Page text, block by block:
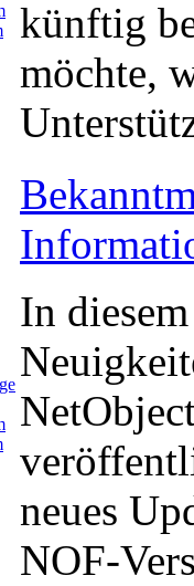
künftig
möchte,
In
neues
NOF-